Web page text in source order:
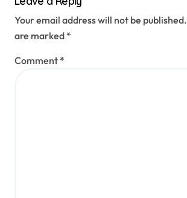
Your email address will not be published.
are marked *
Comment *